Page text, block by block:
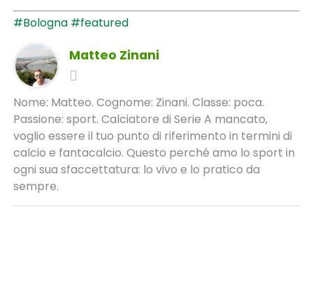
#Bologna #featured
Matteo Zinani
Nome: Matteo. Cognome: Zinani. Classe: poca.
Passione: sport. Calciatore di Serie A mancato,
voglio essere il tuo punto di riferimento in termini di
calcio e fantacalcio. Questo perché amo lo sport in
ogni sua sfaccettatura: lo vivo e lo pratico da
sempre.